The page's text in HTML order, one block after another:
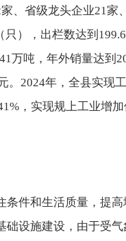
、省级龙头企业21
只），出栏数达到
万吨，年外销量达到
。2024年，全县实现
，实现规上工业增
条件和生活质量，提
础设施建设，由于受